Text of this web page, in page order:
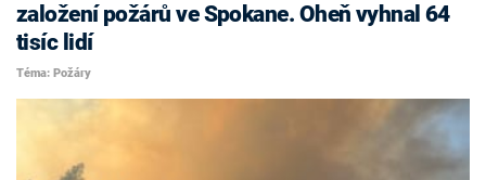
založení požárů ve Spokane. Oheň vyhnal 64
tisíc lidí
Téma: Požáry